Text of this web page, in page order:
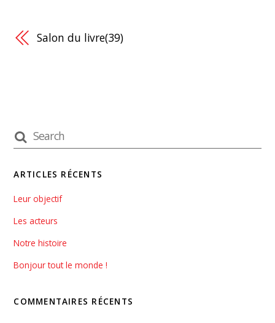
Salon du livre(39)
ARTICLES RÉCENTS
Leur objectif
Les acteurs
Notre histoire
Bonjour tout le monde !
COMMENTAIRES RÉCENTS